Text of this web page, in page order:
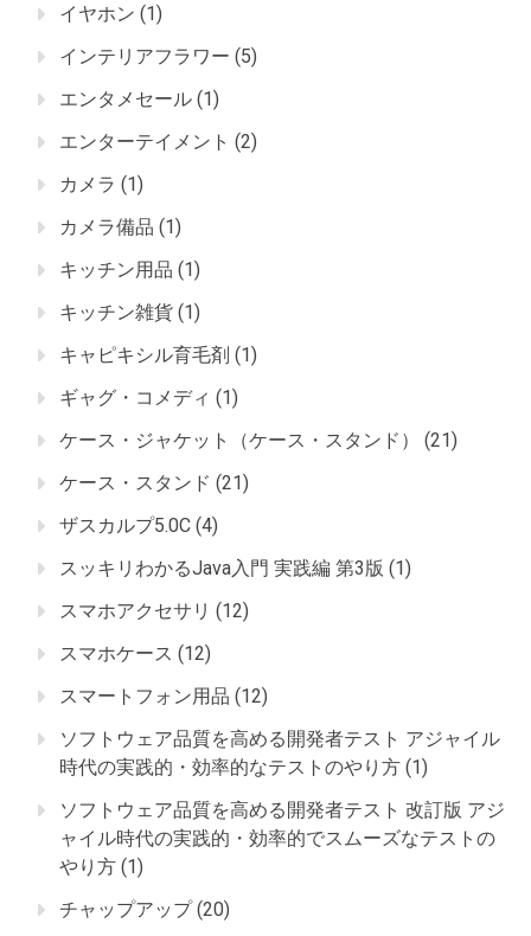
イヤホン (1)
インテリアフラワー (5)
エンタメセール (1)
エンターテイメント (2)
カメラ (1)
カメラ備品 (1)
キッチン用品 (1)
キッチン雑貨 (1)
キャピキシル育毛剤 (1)
ギャグ・コメディ (1)
ケース・ジャケット（ケース・スタンド）
(21)
ケース・スタンド (21)
ザスカルプ5.0C (4)
スッキリわかるJava入門 実践編 第3版 (1)
スマホアクセサリ (12)
スマホケース (12)
スマートフォン用品 (12)
ソフトウェア品質を高める開発者テスト アジャイル
時代の実践的・効率的なテストのやり方 (1)
ソフトウェア品質を高める開発者テスト 改訂版 アジ
ャイル時代の実践的・効率的でスムーズなテストの
やり方 (1)
チャップアップ(20)